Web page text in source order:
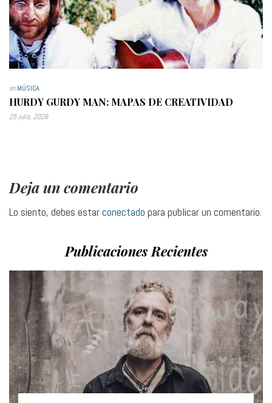
enMÚSICA
HURDY GURDY MAN: MAPAS DE CREATIVIDAD
25 julio, 2026
Deja un comentario
Lo siento, debes estarconectado para publicar un comentario.
Publicaciones Recientes